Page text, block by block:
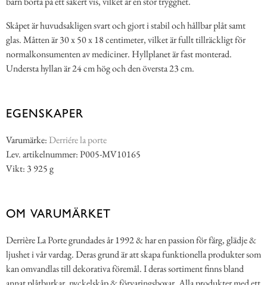
Skåpet är huvudsakligen svart och gjort i stabil och hållbar plåt samt
glas. Måtten är 30 x 50 x 18 centimeter, vilket är fullt tillräckligt för
normalkonsumenten av mediciner. Hyllplanet är fast monterad.
Understa hyllan är 24 cm hög och den översta 23 cm.
EGENSKAPER
Varumärke: Derriére la porte
Lev. artikelnummer: P005-MV10165
Vikt: 3 925 g
OM VARUMÄRKET
Derrière La Porte grundades år 1992 & har en passion för färg, glädje &
ljushet i vår vardag. Deras grund är att skapa funktionella produkter som
kan omvandlas till dekorativa föremål. I deras sortiment finns bland